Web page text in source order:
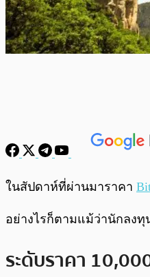
พร้อมเล่น
ในสัปดาห์ที่ผ่านมาราคา
อย่างไรก็ตามแม้ว่านักลง
ระดับราคา